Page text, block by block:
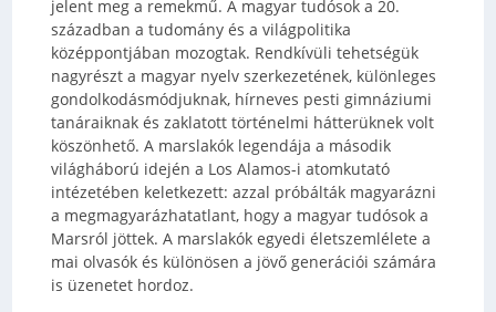
jelent meg a remekmű. A magyar tudósok a 20.
században a tudomány és a világpolitika
középpontjában mozogtak. Rendkívüli tehetségük
nagyrészt a magyar nyelv szerkezetének, különleges
gondolkodásmódjuknak, hírneves pesti gimnáziumi
tanáraiknak és zaklatott történelmi hátterüknek volt
köszönhető. A marslakók legendája a második
világháború idején a Los Alamos-i atomkutató
intézetében keletkezett: azzal próbálták magyarázni
a megmagyarázhatatlant, hogy a magyar tudósok a
Marsról jöttek. A marslakók egyedi életszemlélete a
mai olvasók és különösen a jövő generációi számára
is üzenetet hordoz.